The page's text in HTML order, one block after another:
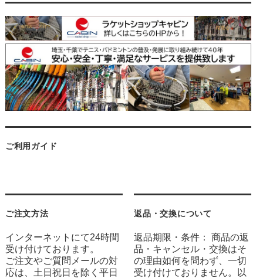
ご利用ガイド
ご注文方法
インターネットにて24時間
受け付けております。
ご注文やご質問メールの対
応は、土日祝日を除く平日
返品・交換について
返品期限・条件： 商品の返
品・キャンセル・交換はそ
の理由如何を問わず、一切
受け付けておりません。以